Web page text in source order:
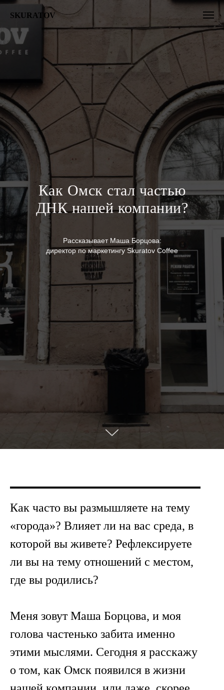
SKURATOV
Как Омск стал частью
ДНК нашей компании?
Рассказывает Маша Борцова:
директор по маркетингу Skuratov Coffee
Как часто вы размышляете на тему
«города»? Влияет ли на вас среда, в
которой вы живете? Рефлексируете
ли вы на тему отношений с местом,
где вы родились?
Меня зовут Маша Борцова, и моя
голова частенько забита именно
этими мыслями. Сегодня я расскажу
о том, как Омск появился в жизни